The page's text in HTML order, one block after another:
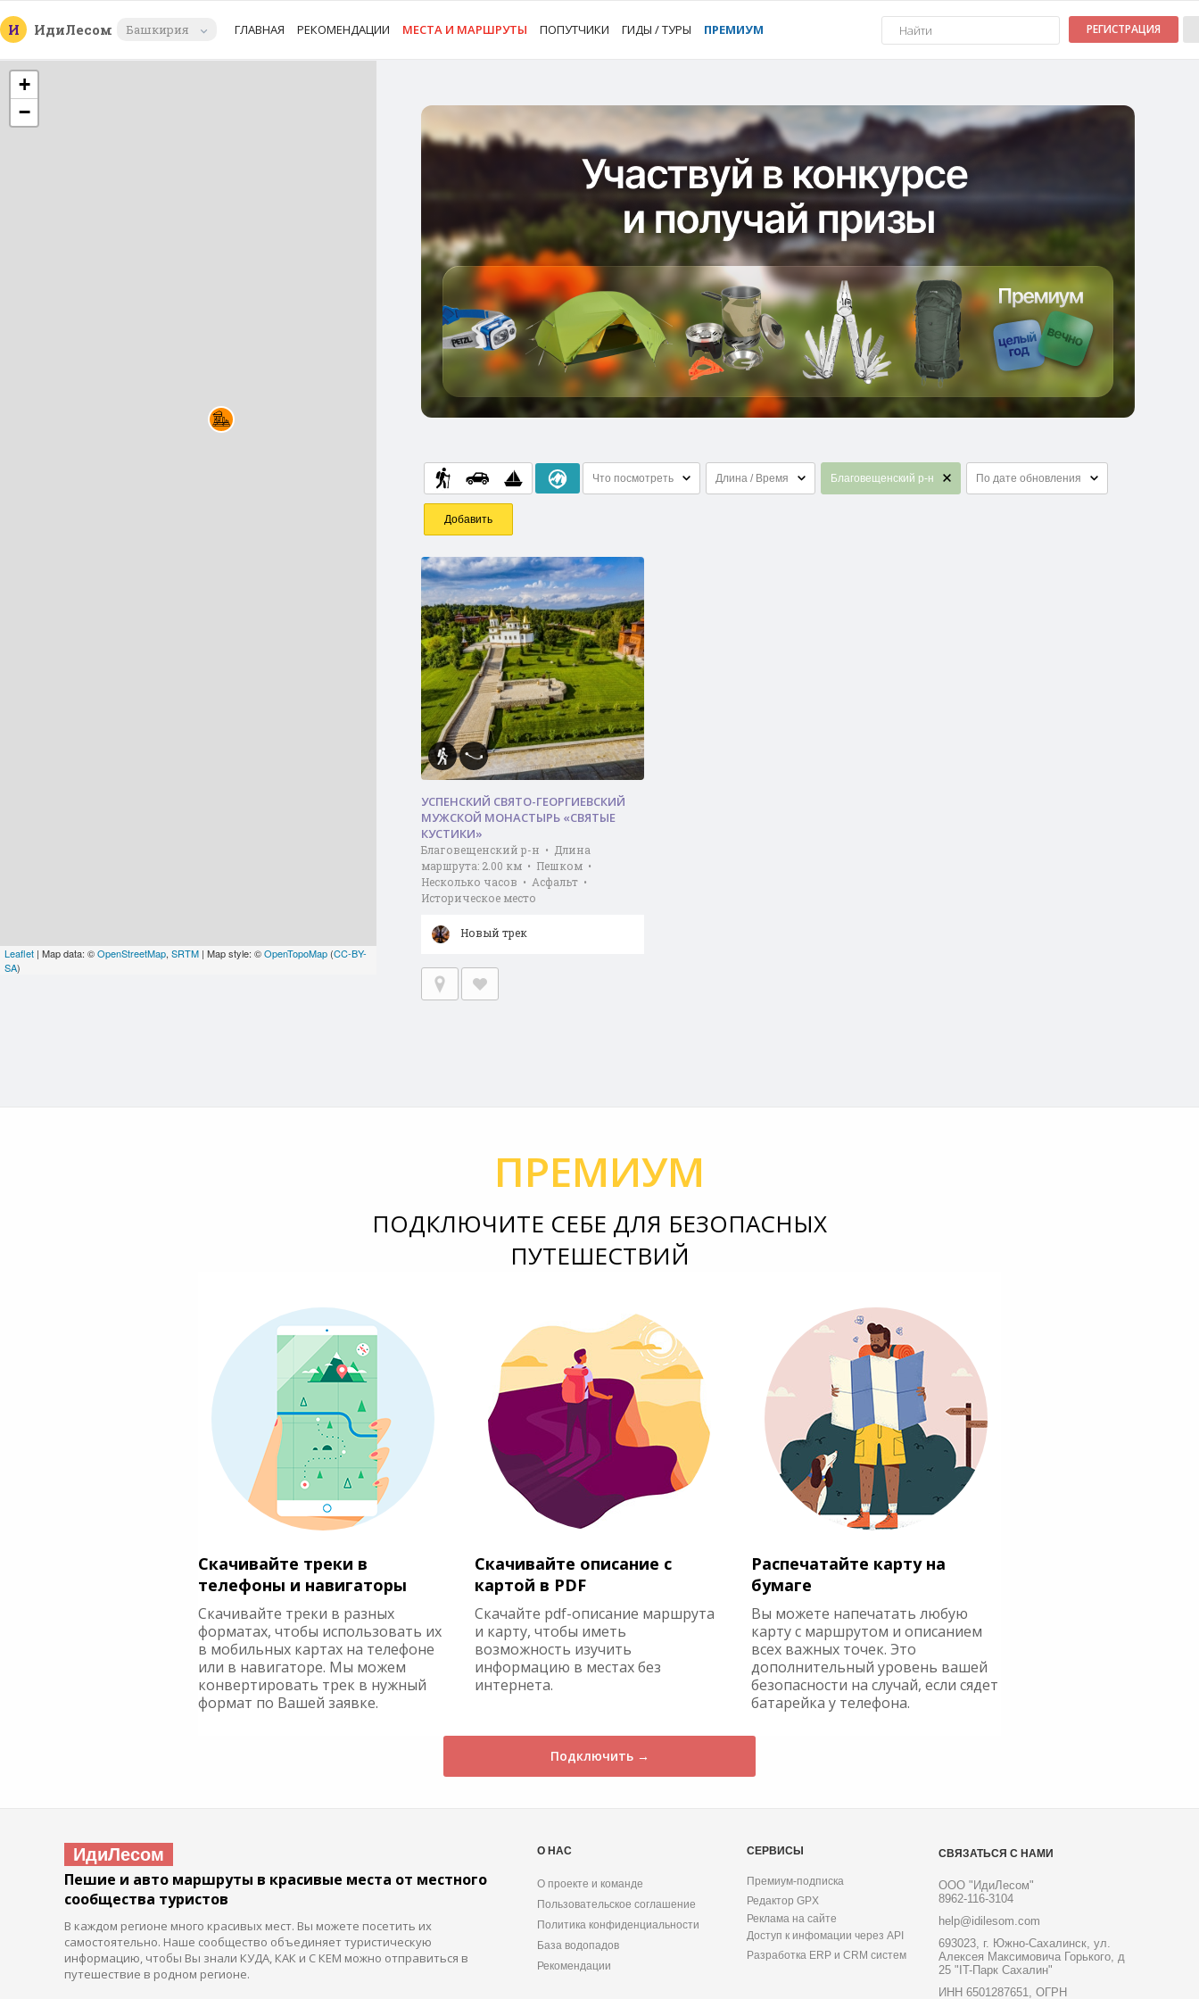
И ИдиЛесом Башкирия ГЛАВНАЯ РЕКОМЕНДАЦИИ МЕСТА И МАРШРУТЫ ПОПУТЧИКИ ГИДЫ / ТУРЫ ПРЕМИУМ РЕГИСТРАЦИЯ
+
−
Leaflet | Map data: ©OpenStreetMap, SRTM | Map style: ©OpenTopoMap (CC-BY-
SA)
Что посмотреть Длина / Время Благовещенский р-н По дате обновления
Добавить
УСПЕНСКИЙ СВЯТО-ГЕОРГИЕВСКИЙ
МУЖСКОЙ МОНАСТЫРЬ «СВЯТЫЕ
КУСТИКИ»
Благовещенский р-н • Длина
маршрута: 2.00 км • Пешком •
Несколько часов • Асфальт •
Историческое место
Новый трек
ПРЕМИУМ
ПОДКЛЮЧИТЕ СЕБЕ ДЛЯ БЕЗОПАСНЫХ
ПУТЕШЕСТВИЙ
Скачивайте треки в
телефоны и навигаторы
Скачивайте треки в разных
форматах, чтобы использовать их
в мобильных картах на телефоне
или в навигаторе. Мы можем
конвертировать трек в нужный
формат по Вашей заявке.
Скачивайте описание с
картой в PDF
Скачайте pdf-описание маршрута
и карту, чтобы иметь
возможность изучить
информацию в местах без
интернета.
Распечатайте карту на
бумаге
Вы можете напечатать любую
карту с маршрутом и описанием
всех важных точек. Это
дополнительный уровень вашей
безопасности на случай, если сядет
батарейка у телефона.
Подключить →
ИдиЛесом
Пешие и авто маршруты в красивые места от местного
сообщества туристов
В каждом регионе много красивых мест. Вы можете посетить их
самостоятельно. Наше сообщество объединяет туристическую
информацию, чтобы Вы знали КУДА, КАК и С КЕМ можно отправиться в
путешествие в родном регионе.
О НАС
О проекте и команде
Пользовательское соглашение
Политика конфиденциальности
База водопадов
Рекомендации
СЕРВИСЫ
Премиум-подписка
Редактор GPX
Реклама на сайте
Доступ к инфомации через API
Разработка ERP и CRM систем
СВЯЗАТЬСЯ С НАМИ
ООО "ИдиЛесом"
8962-116-3104
help@idilesom.com
693023, г. Южно-Сахалинск, ул.
Алексея Максимовича Горького, д
25 "IT-Парк Сахалин"
ИНН 6501287651, ОГРН